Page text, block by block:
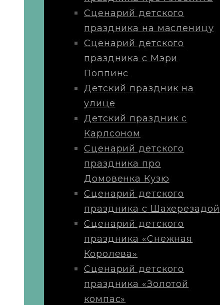
Сценарий детского
праздника на масленицу
Сценарий детского
праздника с Мэри
Поппинс
Детский праздник на
улице
Детский праздник с
Карлсоном
Сценарий детского
праздника про
Домовенка Кузю
Сценарий детского
праздника с Шахерезадой
Сценарий детского
праздника «Снежная
Королева»
Сценарий детского
праздника «Золотой
компас»